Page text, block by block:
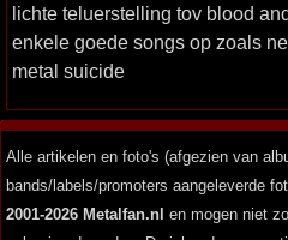
lichte teluerstelling tov blood
enkele goede songs op zoals
metal suicide
Alle artikelen en foto's (afgezien van
bands/labels/promoters aangeleverde
2001-2026 Metalfan.nl en mogen niet